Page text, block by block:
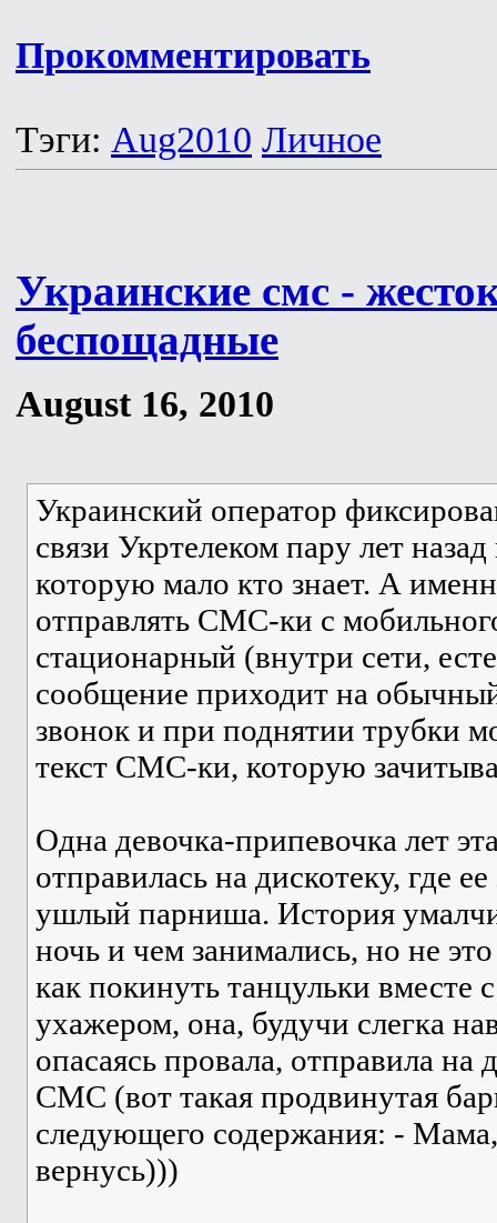
Прокомментировать
Тэги: Aug2010 Личное
Украинские смс -
беспощадные
August 16, 2010
Украинский оператор
связи Укртелеком пару лет
которую мало кто знает. А
отправлять СМС-ки с
стационарный (внутри сети,
сообщение приходит на
звонок и при поднятии трубки
текст СМС-ки, которую
Одна девочка-припевочка лет
отправилась на дискотеку, где
ушлый парниша. История
ночь и чем занимались, но не
как покинуть танцульки вместе
ухажером, она, будучи слегка
опасаясь провала, отправила
СМС (вот такая продвинутая
следующего содержания: -
вернусь)))